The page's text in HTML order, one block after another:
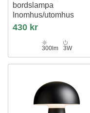
bordslampa
Inomhus/utomhus
Beige, touch dimbar, 3i1, IP54
utomhus bordslampa
430 kr
300lm 3W